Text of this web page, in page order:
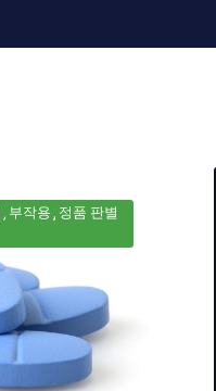
부작용 정품 판별